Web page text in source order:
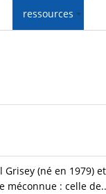
ressources
(né en 1979)
méconnue : celle